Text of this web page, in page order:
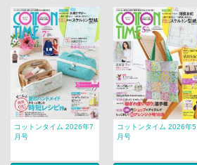
コットンタイム 2026年7
月号
コットンタイム 2026年5
月号